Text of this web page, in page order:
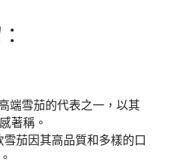
端雪茄的代表之一，以其
著稱。
雪茄因其高品質和多樣的口